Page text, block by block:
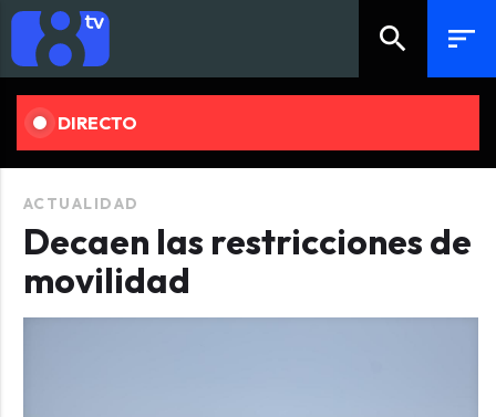
search sort
DIRECTO
ACTUALIDAD
Decaen las restricciones de
movilidad